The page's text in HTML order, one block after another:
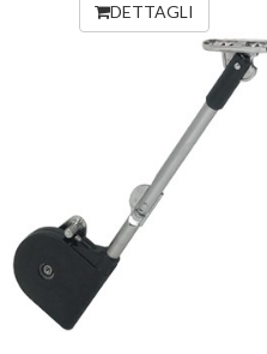
DETTAGLI